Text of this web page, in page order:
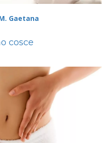
Gaetana
cosce